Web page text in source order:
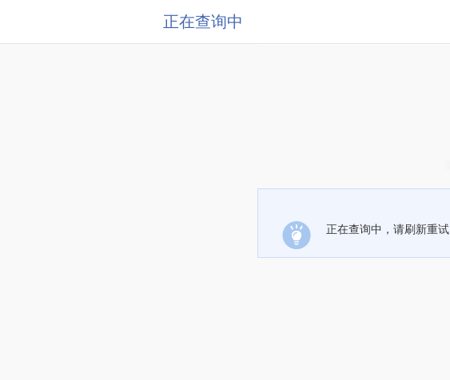
正在查询中
正在查询中，请刷新重试